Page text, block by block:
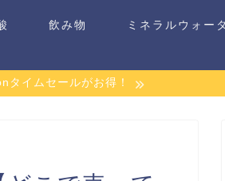
飲み物 ミネラルウォー
タイムセールがお得！